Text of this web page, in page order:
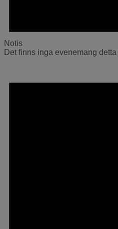
Notis
Det finns inga evenemang detta